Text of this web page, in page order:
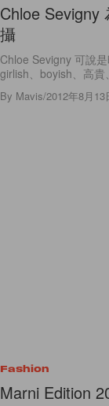
Chloe Sevigny
攝
Chloe Sevigny 可說
girlish、boyish、高
By Mavis/2012年8月13
Fashion
Marni Edition